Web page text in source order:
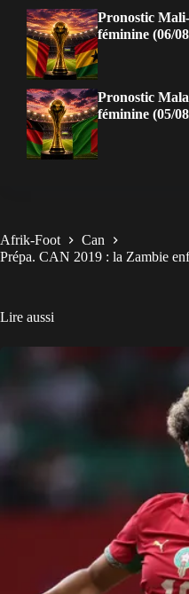
Pronostic
féminine (06/
Pronostic
féminine (05/
Afrik-Foot
Can
Prépa. CAN 2019 : la Zambie
Lire aussi